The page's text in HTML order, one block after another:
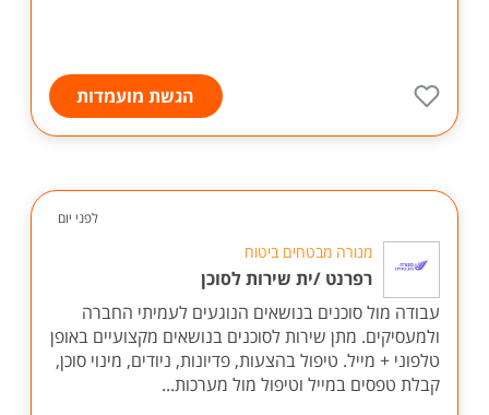
הגשת מועמדות
לפני יום
מנורה מבטחים ביטוח
רפרנט /ית שירות לסוכן
עבודה מול סוכנים בנושאים הנוגעים לעמיתי החברה
ולמעסיקים. מתן שירות לסוכנים בנושאים מקצועיים באופן
טלפוני + מייל. טיפול בהצעות, פדיונות, ניודים, מינוי סוכן,
קבלת טפסים במייל וטיפול מול מערכות...